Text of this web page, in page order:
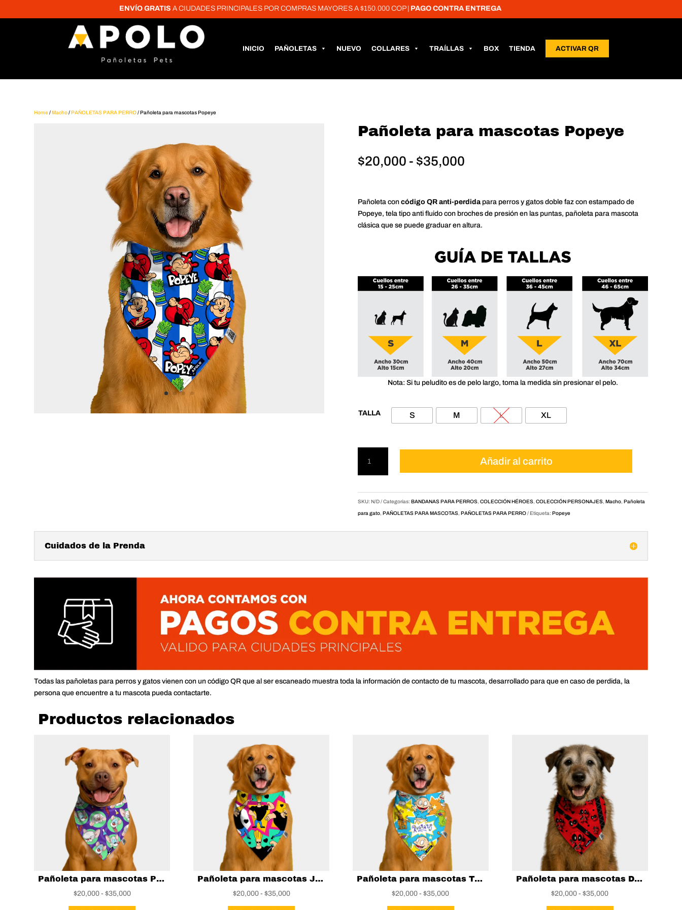
ENVÍO GRATISA CIUDADES PRINCIPALES POR COMPRAS MAYORES A $150.000 COP |PAGO CONTRA ENTREGA
INICIO PAÑOLETAS NUEVO COLLARES TRAÍLLAS BOX TIENDA ACTIVAR QR
Home/Macho/PAÑOLETAS PARA PERRO/ Pañoleta para mascotas Popeye
Pañoleta para mascotas Popeye
$20,000 - $35,000
desde
$20,000
hasta
$35,000
Pañoleta concódigo QR anti-perdida para perros y gatos doble faz con estampado de
Popeye, tela tipo anti fluido con broches de presión en las puntas, pañoleta para mascota
clásica que se puede graduar en altura.
Nota: Si tu peludito es de pelo largo, toma la medida sin presionar el pelo.
TALLA S M L XL
para
mascotas
cantidad
Añadir al carrito
SKU:N/D Categorías:BANDANAS PARA PERROS,COLECCIÓN HÉROES,COLECCIÓN PERSONAJES,Macho,Pañoleta
para gato,PAÑOLETAS PARA MASCOTAS,PAÑOLETAS PARA PERRO Etiqueta:Popeye
Cuidados de la Prenda
Todas las pañoletas para perros y gatos vienen con un código QR que al ser escaneado muestra toda la información de contacto de tu mascota, desarrollado para que en caso de perdida, la
persona que encuentre a tu mascota pueda contactarte.
Productos relacionados
Pañoleta para mascotas Pinky y Cerebro
$20,000 - $35,000Rango
deEste
Pañoleta para mascotas Johnny Bravo
$20,000 - $35,000Rango
deEste
Pañoleta para mascotas Tommy Pickles
$20,000 - $35,000Rango
deEste
Pañoleta para mascotas Deadpool
$20,000 - $35,000Rango
deEste